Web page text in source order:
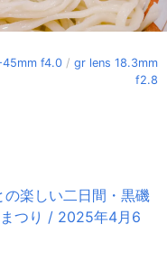
45mm f4.0 / gr lens 18.3mm
f2.8
の楽しい二日間・黒磯
つり / 2025年4月6